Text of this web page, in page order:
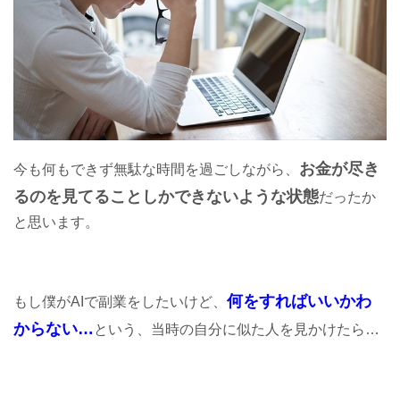
今も何もできず無駄な時間を過ごしながら、 お金が尽き
るのを見てることしかできないような状態だったか
と思います。
もし僕がAIで副業をしたいけど、 何をすればいいかわ
からない… という、当時の自分に似た人を見かけたら…